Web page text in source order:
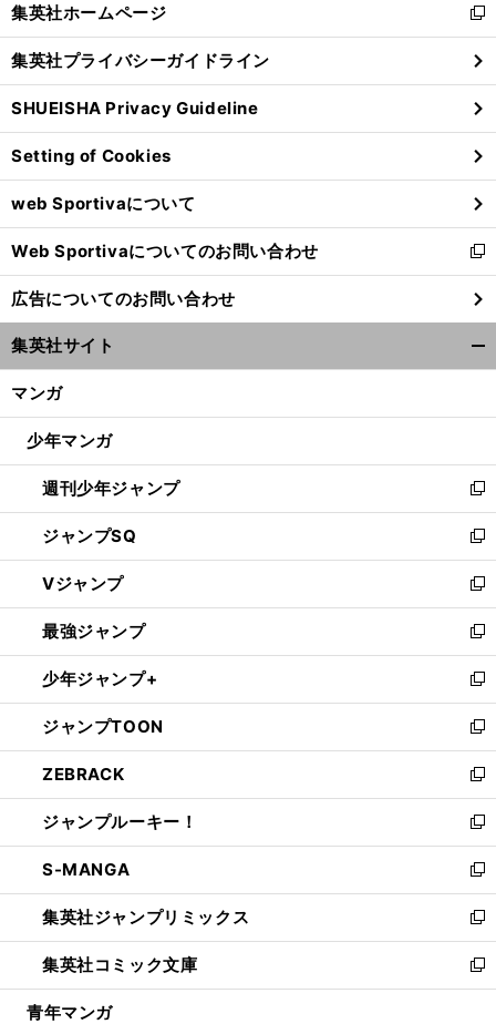
閉
る
集英社ホームページ
新
し
い
ウ
ィ
ン
ド
ウ
で
開
く
集英社プライバシーガイドライン
SHUEISHA Privacy Guideline
Setting of Cookies
web Sportivaについて
Web Sportivaについてのお問い合わせ
新
し
い
ウ
ィ
ン
ウ
開
く
広告についてのお問い合わせ
集英社サイト
マンガ
少年マンガ
週刊少年ジャンプ
新
し
い
ウ
ィ
ン
ド
ウ
で
開
く
ジャンプSQ
新
し
い
ウ
ィ
ン
ド
ウ
で
開
く
Vジャンプ
新
し
い
ウ
ィ
ン
ド
ウ
で
開
く
最強ジャンプ
新
し
い
ウ
ィ
ン
ド
ウ
で
開
く
少年ジャンプ+
新
し
い
ウ
ィ
ン
ド
ウ
で
開
く
ジャンプTOON
新
し
い
ウ
ィ
ン
ド
ウ
で
開
く
ZEBRACK
新
し
い
ウ
ィ
ン
ド
ウ
で
開
ジャンプルーキー！
新
し
い
ウ
ィ
ン
ド
ウ
S-MANGA
新
し
い
ウ
ィ
ン
集英社ジャンプリミックス
新
し
い
ウ
集英社コミック文庫
新
し
青年マンガ